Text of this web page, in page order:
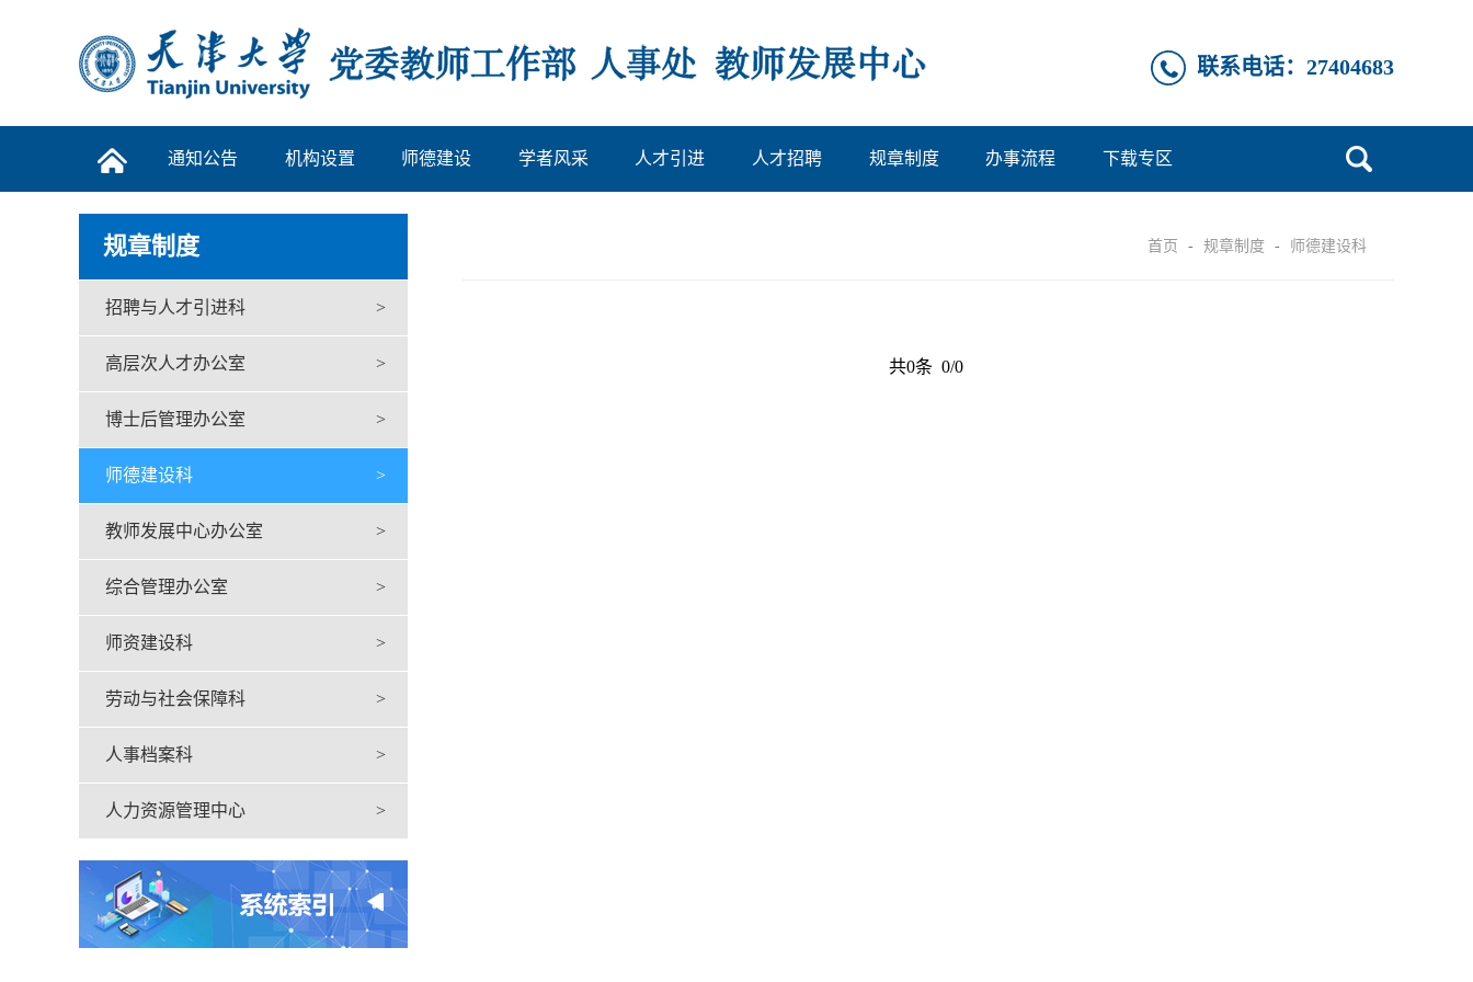
联系电话：27404683
通知公告 机构设置 师德建设 学者风采 人才引进 人才招聘 规章制度 办事流程 下载专区
首页 - 规章制度 - 师德建设科
共0条 0/0
规章制度
招聘与人才引进科 >
高层次人才办公室 >
博士后管理办公室 >
师德建设科 >
教师发展中心办公室 >
综合管理办公室 >
师资建设科 >
劳动与社会保障科 >
人事档案科 >
人力资源管理中心 >